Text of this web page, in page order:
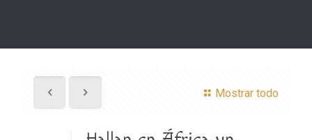
Mostrar todo